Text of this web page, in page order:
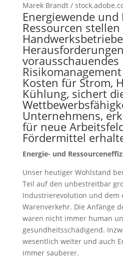
Marek Brandt /
Energiewende
Ressourcen stellen
vorausschauendes
Kosten für Strom,
Kühlung, sichert
Unternehmens,
für neue
Fördermittel
Energie- und
Unser heutiger Wohlstand
Teil auf den unbestreitbar
Industrierevolution und dem
Warenverkehr. Die Anfänge
waren nicht immer human
gesundheitsschädigend.
wesentlich weiter und auch
immer sauberer.